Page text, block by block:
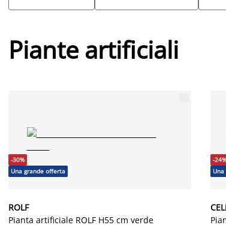
Piante artificiali
-30%
Una grande offerta
ROLF
Pianta artificiale ROLF H55 cm verde
-24%